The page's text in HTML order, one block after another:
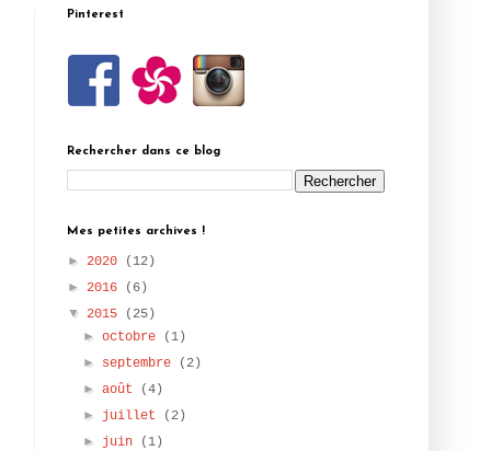
Pinterest
Rechercher dans ce blog
Mes petites archives !
► 2020
(12)
► 2016
(6)
▼ 2015
(25)
►octobre
(1)
► septembre
(2)
►août
(4)
► juillet
(2)
► juin
(1)